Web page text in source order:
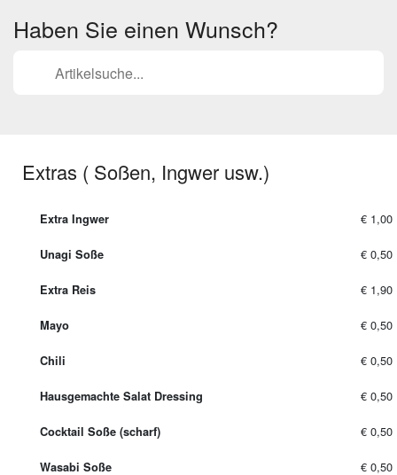
Haben Sie einen Wunsch?
Extras ( Soßen, Ingwer usw.)
Extra Ingwer € 1,00
Unagi Soße € 0,50
Extra Reis € 1,90
Mayo € 0,50
Chili € 0,50
Hausgemachte Salat Dressing € 0,50
Cocktail Soße (scharf) € 0,50
Wasabi Soße € 0,50